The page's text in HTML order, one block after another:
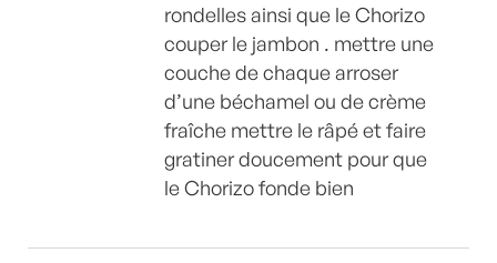
rondelles ainsi que le Chorizo
couper le jambon . mettre une
couche de chaque arroser
d’une béchamel ou de crème
fraîche mettre le râpé et faire
gratiner doucement pour que
le Chorizo fonde bien